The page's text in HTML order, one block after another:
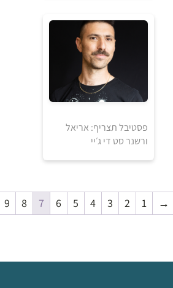
למידע ולרכישה
₪
פסטיבל תצריף: אריאל
ורשנר סט די ג׳יי
→
1
2
3
4
5
6
7
8
9